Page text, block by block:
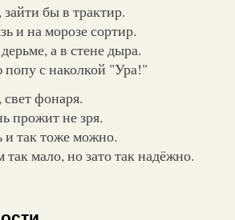
бы в трактир.
и на морозе сортир.
а в стене дыра.
с наколкой "Ура!"
фонаря.
прожит не зря.
и так тоже можно.
мало, но зато так надёжно.